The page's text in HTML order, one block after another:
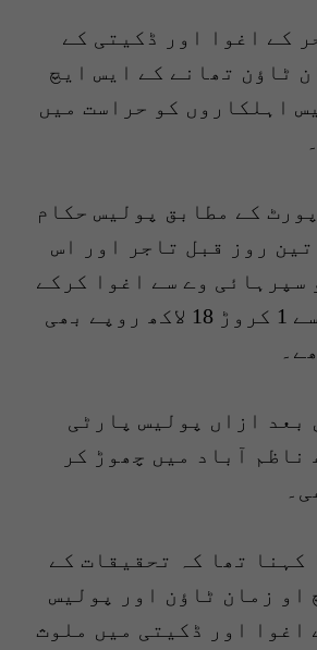
کے اغوا اور ڈکیتی کے
ٹاؤن تھانے کے ایس ایچ
4 پولیس اہلکاروں کو حراست میں
کے مطابق پولیس حکام
روز قبل تاجر اور اس
سپرہائی وے سے اغوا کرکے
تاجر کی گاڑی سے 1 کروڑ 18 لاکھ روپے بھی
بعد ازاں پولیس پارٹی
ناظم آباد میں چھوڑ کر
کہنا تھا کہ تحقیقات کے
او زمان ٹاؤن اور پولیس
اغوا اور ڈکیتی میں ملوث